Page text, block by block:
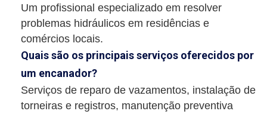
Um profissional especializado em resolver
problemas hidráulicos em residências e
comércios locais.
Quais são os principais serviços oferecidos por
um encanador?
Serviços de reparo de vazamentos, instalação de
torneiras e registros, manutenção preventiva